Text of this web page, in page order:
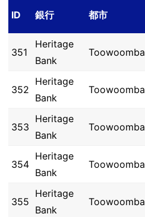
ID 銀行 都市
351
Heritage
Bank
Toowoomba
352
Heritage
Bank
Toowoomba
353
Heritage
Bank
Toowoomba
354
Heritage
Bank
Toowoomba
355
Heritage
Bank
Toowoomba